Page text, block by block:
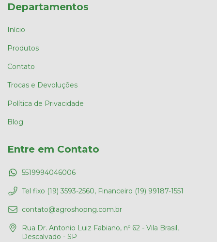
Departamentos
Início
Produtos
Contato
Trocas e Devoluções
Política de Privacidade
Blog
Entre em Contato
5519994046006
Tel fixo (19) 3593-2560, Financeiro (19) 99187-1551
contato@agroshopng.com.br
Rua Dr. Antonio Luiz Fabiano, nº 62 - Vila Brasil,
Descalvado - SP